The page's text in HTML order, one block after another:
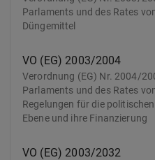
Parlaments und des Rates
Düngemittel
VO (EG) 2003/2004
Verordnung (EG) Nr. 2004/
Parlaments und des Rates
Regelungen für die
Ebene und ihre Finanzierung
VO (EG) 2003/2032